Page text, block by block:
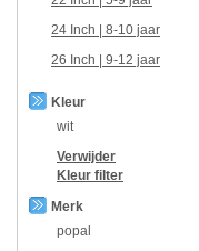
24 Inch | 8-10 jaar
26 Inch | 9-12 jaar
Kleur
wit
Verwijder
Kleur filter
Merk
popal